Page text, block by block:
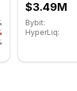
$3.49M
Bybit:
HyperLiq: